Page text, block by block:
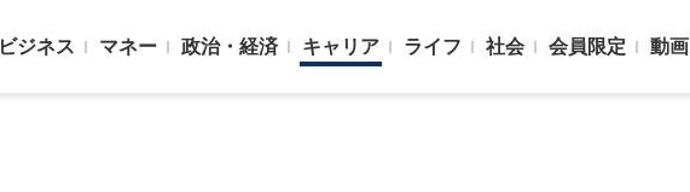
ビジネス マネー 政治・経済 キャリア ライフ 社会 会員限定 動画